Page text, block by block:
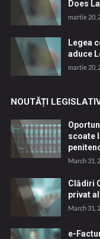
Does
martie 20,
Legea
aduce
martie 20,
NOUTĂȚI
scoate
March 31,
Clădiri
privat
March 31,
e-